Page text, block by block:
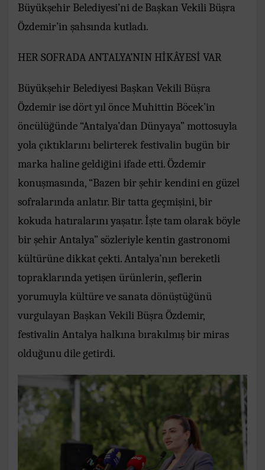
Büyükşehir Belediyesi’ni de Başkan Vekili Büşra
Özdemir’in şahsında kutladı.
HER SOFRADA ANTALYA’NIN HİKÂYESİ VAR
Büyükşehir Belediyesi Başkan Vekili Büşra
Özdemir ise dört yıl önce Muhittin Böcek’in
öncülüğünde “Antalya’dan Dünyaya” mottosuyla
yola çıktıklarını belirterek festivalin bugün bir
marka haline geldiğini ifade etti. Özdemir
konuşmasında, “Bazen bir şehir kendini en güzel
sofralarında anlatır. Bir tatta geçmişini, bir
kokuda hatıralarını yaşatır. İşte tam olarak böyle
bir şehir Antalya” sözleriyle kentin gastronomi
kültürüne dikkat çekti. Antalya’nın bereketli
topraklarında yetişen ürünlerin, şeflerin
yorumuyla kültüre ve sanata dönüştüğünü
vurgulayan Başkan Vekili Büşra Özdemir,
festivalin Antalya halkına bırakılmış bir miras
olduğunu dile getirdi.